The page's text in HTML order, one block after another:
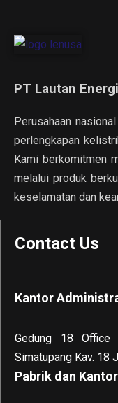
PT Lautan
Perusahaan
perlengkapan
Kami berkomitmen
melalui produk
keselamatan dan
Contact Us
Kantor
Gedung 18
Simatupang Kav. 18
Pabrik dan